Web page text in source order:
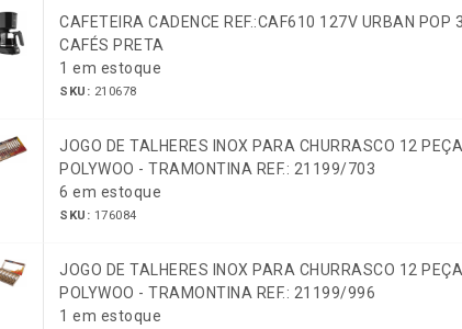
CAFETEIRA CADENCE REF.:CAF610 127V URBAN POP
CAFÉS PRETA
1 em estoque
SKU: 210678
JOGO DE TALHERES INOX PARA CHURRASCO 12
POLYWOO - TRAMONTINA REF.: 21199/703
6 em estoque
SKU: 176084
JOGO DE TALHERES INOX PARA CHURRASCO 12
POLYWOO - TRAMONTINA REF.: 21199/996
1 em estoque